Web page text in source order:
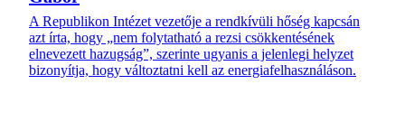
A Republikon Intézet vezetője a rendkívüli hőség kapcsán
azt írta, hogy „nem folytatható a rezsi csökkentésének
elnevezett hazugság”, szerinte ugyanis a jelenlegi helyzet
bizonyítja, hogy változtatni kell az energiafelhasználáson.